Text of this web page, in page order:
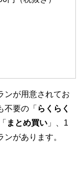
ンが用意されてお
不要の「 らくらく
まとめ買い 」、1
ンがあります。